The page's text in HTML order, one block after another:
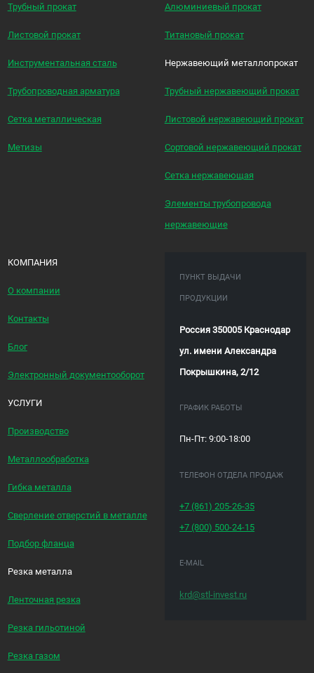
Трубный прокат
Листовой прокат
Инструментальная сталь
Трубопроводная арматура
Сетка металлическая
Метизы
Алюминиевый прокат
Титановый прокат
Нержавеющий металлопрокат
Трубный нержавеющий прокат
Листовой нержавеющий прокат
Сортовой нержавеющий прокат
Сетка нержавеющая
Элементы трубопровода
нержавеющие
КОМПАНИЯ
О компании
Контакты
Блог
Электронный документооборот
УСЛУГИ
Производство
Металлообработка
Гибка металла
Сверление отверстий в металле
Подбор фланца
Резка металла
Ленточная резка
Резка гильотиной
Резка газом
ПУНКТ ВЫДАЧИ
ПРОДУКЦИИ
Россия 350005 Краснодар
ул. имени Александра
Покрышкина, 2/12
ГРАФИК РАБОТЫ
Пн-Пт: 9:00-18:00
ТЕЛЕФОН ОТДЕЛА ПРОДАЖ
+7 (861)205-26-35
+7 (800) 500-24-15
E-MAIL
krd@stl-invest.ru